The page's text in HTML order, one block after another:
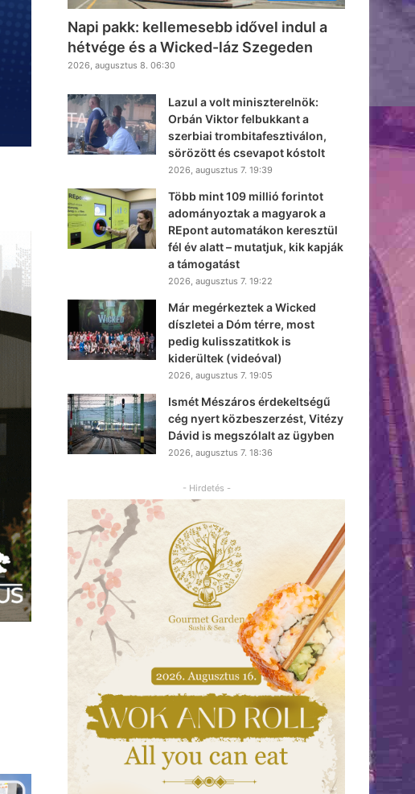
Napi pakk: kellemesebb idővel indul a
hétvége és a Wicked-láz Szegeden
2026, augusztus 8. 06:30
Lazul a volt miniszterelnök:
Orbán Viktor felbukkant a
szerbiai trombitafesztiválon,
sörözött és csevapot kóstolt
2026, augusztus 7. 19:39
Több mint 109 millió forintot
adományoztak a magyarok a
REpont automatákon keresztül
fél év alatt – mutatjuk, kik kapják
a támogatást
2026, augusztus 7. 19:22
Már megérkeztek a Wicked
díszletei a Dóm térre, most
pedig kulisszatitkok is
kiderültek (videóval)
2026, augusztus 7. 19:05
Ismét Mészáros érdekeltségű
cég nyert közbeszerzést, Vitézy
Dávid is megszólalt az ügyben
2026, augusztus 7. 18:36
- Hirdetés -